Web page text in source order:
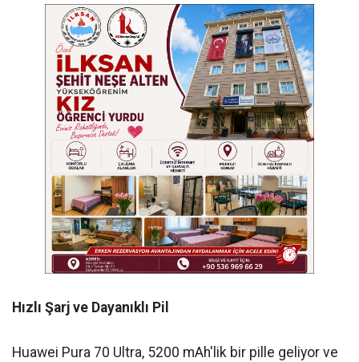
Hızlı Şarj ve Dayanıklı Pil
Huawei Pura 70 Ultra, 5200 mAh'lik bir pille geliyor ve